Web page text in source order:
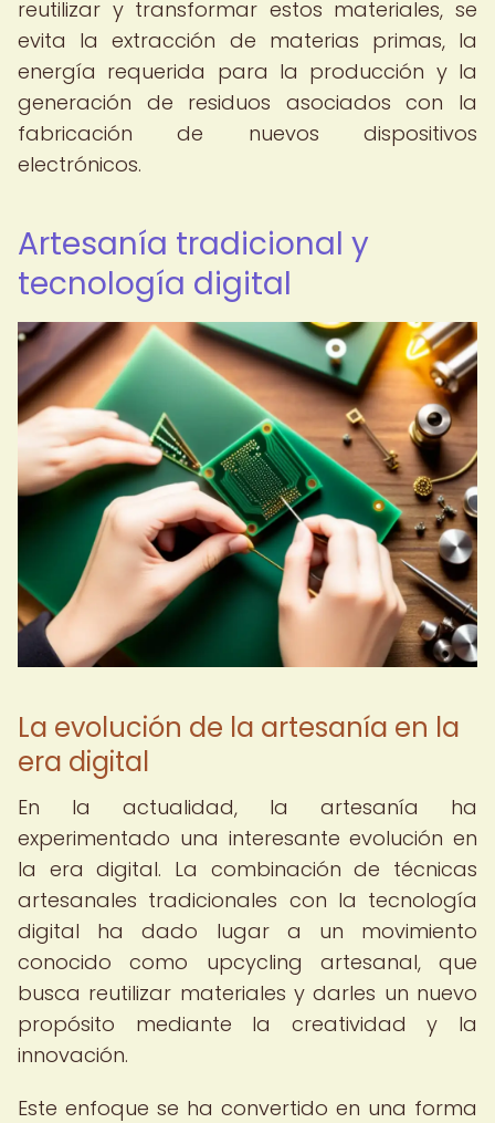
reutilizar y transformar estos materiales, se
evita la extracción de materias primas, la
energía requerida para la producción y la
generación de residuos asociados con la
fabricación de nuevos dispositivos
electrónicos.
Artesanía tradicional y
tecnología digital
La evolución de la artesanía en la
era digital
En la actualidad, la artesanía ha
experimentado una interesante evolución en
la era digital. La combinación de técnicas
artesanales tradicionales con la tecnología
digital ha dado lugar a un movimiento
conocido como upcycling artesanal, que
busca reutilizar materiales y darles un nuevo
propósito mediante la creatividad y la
innovación.
Este enfoque se ha convertido en una forma